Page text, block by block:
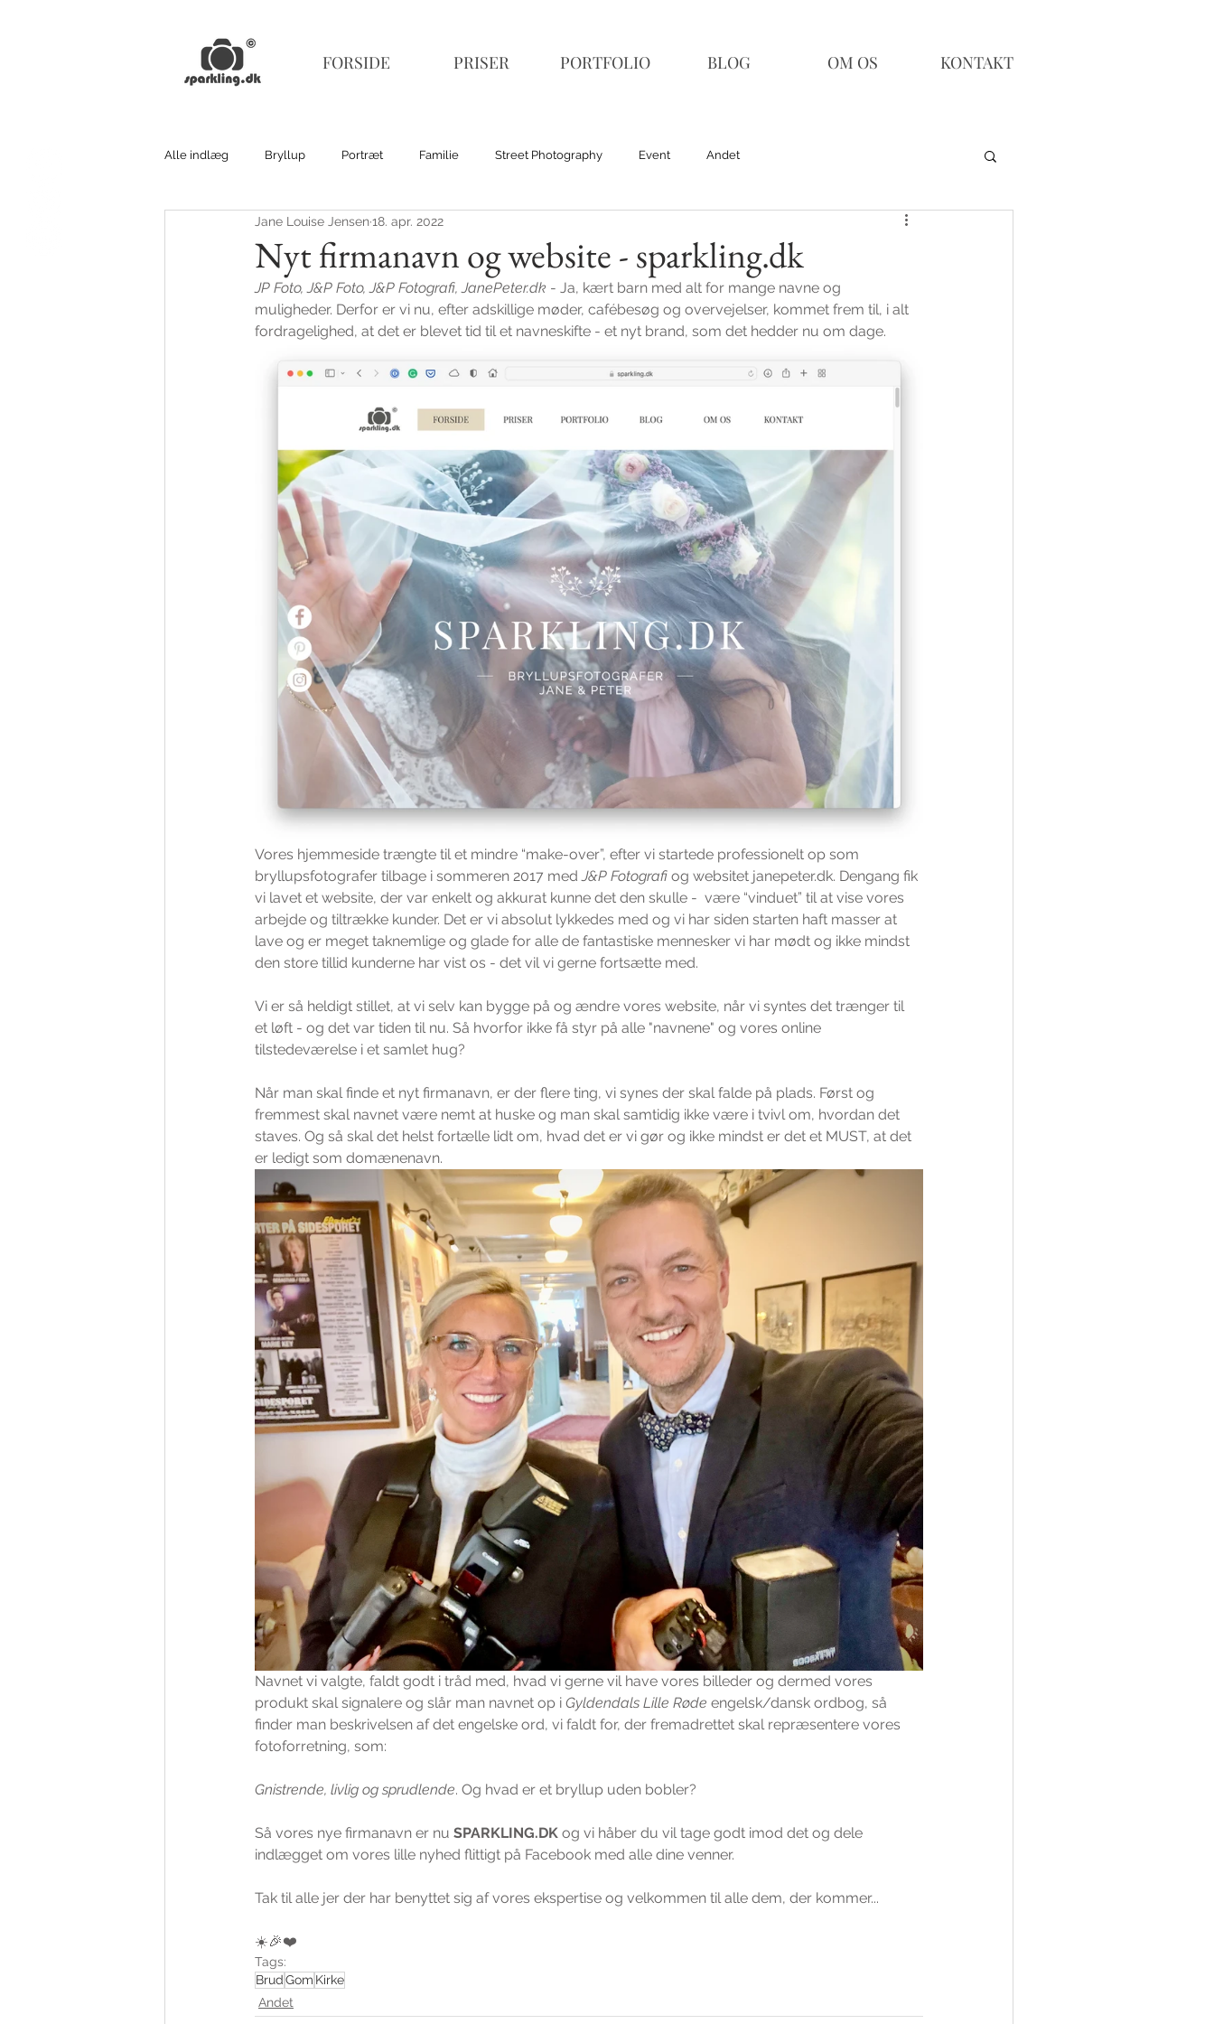
FORSIDE PRISER PORTFOLIO BLOG OM OS KONTAKT
Alle indlæg Bryllup Portræt Familie Street Photography Event Andet
Nyt firmanavn og website - sparkling.dk
Jane Louise Jensen18. apr. 2022
JP Foto, J&P Foto, J&P Fotografi, JanePeter.dk - Ja, kært barn med alt for mange navne og
muligheder. Derfor er vi nu, efter adskillige møder, cafébesøg og overvejelser, kommet frem til, i alt
fordragelighed, at det er blevet tid til et navneskifte - et nyt brand, som det hedder nu om dage.
Vores hjemmeside trængte til et mindre “make-over”, efter vi startede professionelt op som
bryllupsfotografer tilbage i sommeren 2017 med J&P Fotografi og websitet janepeter.dk. Dengang fik
vi lavet et website, der var enkelt og akkurat kunne det den skulle -  være “vinduet” til at vise vores
arbejde og tiltrække kunder. Det er vi absolut lykkedes med og vi har siden starten haft masser at
lave og er meget taknemlige og glade for alle de fantastiske mennesker vi har mødt og ikke mindst
den store tillid kunderne har vist os - det vil vi gerne fortsætte med.
Vi er så heldigt stillet, at vi selv kan bygge på og ændre vores website, når vi syntes det trænger til
et løft - og det var tiden til nu. Så hvorfor ikke få styr på alle "navnene" og vores online
tilstedeværelse i et samlet hug?
Når man skal finde et nyt firmanavn, er der flere ting, vi synes der skal falde på plads. Først og
fremmest skal navnet være nemt at huske og man skal samtidig ikke være i tvivl om, hvordan det
staves. Og så skal det helst fortælle lidt om, hvad det er vi gør og ikke mindst er det et MUST, at det
er ledigt som domænenavn.
Navnet vi valgte, faldt godt i tråd med, hvad vi gerne vil have vores billeder og dermed vores
produkt skal signalere og slår man navnet op i Gyldendals Lille Røde engelsk/dansk ordbog, så
finder man beskrivelsen af det engelske ord, vi faldt for, der fremadrettet skal repræsentere vores
fotoforretning, som:
Gnistrende, livlig og sprudlende. Og hvad er et bryllup uden bobler?
Så vores nye firmanavn er nu SPARKLING.DK og vi håber du vil tage godt imod det og dele
indlægget om vores lille nyhed flittigt på Facebook med alle dine venner.
Tak til alle jer der har benyttet sig af vores ekspertise og velkommen til alle dem, der kommer...
☀️🎉❤️
Tags:
BrudGom Kirke
Andet